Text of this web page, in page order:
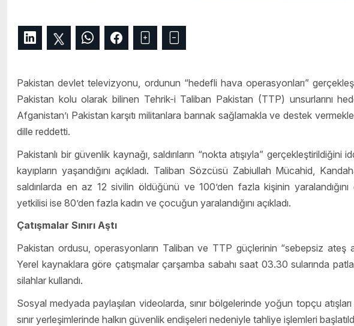
Pakistan devlet televizyonu, ordunun “hedefli hava operasyonları”
Pakistan kolu olarak bilinen Tehrik-i Taliban Pakistan (TTP) unsurlarını
Afganistan’ı Pakistan karşıtı militanlara barınak sağlamakla ve destek
dille reddetti.
Pakistanlı bir güvenlik kaynağı, saldırıların “nokta atışıyla”
kayıpların yaşandığını açıkladı. Taliban Sözcüsü Zabiullah Mücahid,
saldırılarda en az 12 sivilin öldüğünü ve 100’den fazla kişinin
yetkilisi ise 80’den fazla kadın ve çocuğun yaralandığını açıkladı.
Çatışmalar Sınırı Aştı
Pakistan ordusu, operasyonların Taliban ve TTP güçlerinin “sebepsiz ateş
Yerel kaynaklara göre çatışmalar çarşamba sabahı saat 03.30 sularında
silahlar kullandı.
Sosyal medyada paylaşılan videolarda, sınır bölgelerinde yoğun topçu
sınır yerleşimlerinde halkın güvenlik endişeleri nedeniyle tahliye işlemleri